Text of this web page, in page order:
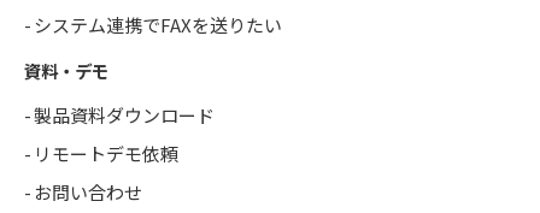
システム連携でFAXを送りたい
資料・デモ
製品資料ダウンロード
リモートデモ依頼
お問い合わせ